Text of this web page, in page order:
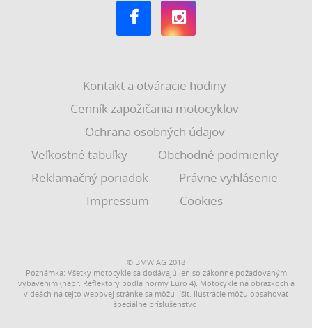
Kontakt a otváracie hodiny
Cenník zapožičania motocyklov
Ochrana osobných údajov
Veľkostné tabuľky
Obchodné podmienky
Reklamačný poriadok
Právne vyhlásenie
Impressum
Cookies
© BMW AG 2018
Poznámka: Všetky motocykle sa dodávajú len so zákonne požadovaným
vybavením (napr. Reflektory podľa normy Euro 4). Motocykle na obrázkoch a
videách na tejto webovej stránke sa môžu líšiť. Ilustrácie môžu obsahovať
špeciálne príslušenstvo.